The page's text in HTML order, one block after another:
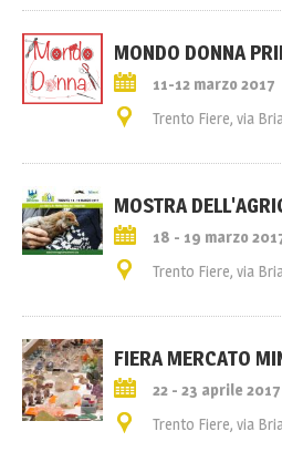
MONDO DONNA
11-12 marzo 2017
Trento Fiere, via
MOSTRA
18 - 19 marzo
Trento Fiere, via
FIERA MERCATO
22 - 23 aprile 2017
Trento Fiere, via